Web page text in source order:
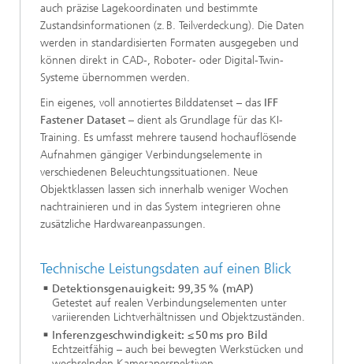
auch präzise Lagekoordinaten und bestimmte
Zustandsinformationen (z. B. Teilverdeckung). Die Daten
werden in standardisierten Formaten ausgegeben und
können direkt in CAD-, Roboter- oder Digital-Twin-
Systeme übernommen werden.
Ein eigenes, voll annotiertes Bilddatenset – das IFF
Fastener Dataset – dient als Grundlage für das KI-
Training. Es umfasst mehrere tausend hochauflösende
Aufnahmen gängiger Verbindungselemente in
verschiedenen Beleuchtungssituationen. Neue
Objektklassen lassen sich innerhalb weniger Wochen
nachtrainieren und in das System integrieren ohne
zusätzliche Hardwareanpassungen.
Technische Leistungsdaten auf einen Blick
Detektionsgenauigkeit: 99,35 % (mAP)
Getestet auf realen Verbindungselementen unter
variierenden Lichtverhältnissen und Objektzuständen.
Inferenzgeschwindigkeit: ≤ 50 ms pro Bild
Echtzeitfähig – auch bei bewegten Werkstücken und